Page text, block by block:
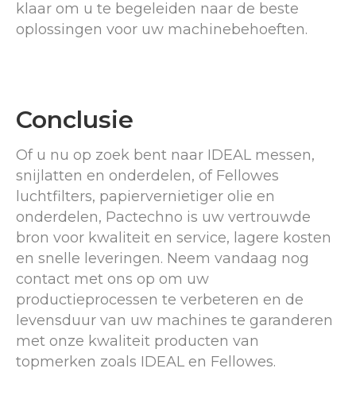
klaar om u te begeleiden naar de beste
oplossingen voor uw machinebehoeften.
Conclusie
Of u nu op zoek bent naar IDEAL messen,
snijlatten en onderdelen, of Fellowes
luchtfilters, papiervernietiger olie en
onderdelen, Pactechno is uw vertrouwde
bron voor kwaliteit en service, lagere kosten
en snelle leveringen. Neem vandaag nog
contact met ons op om uw
productieprocessen te verbeteren en de
levensduur van uw machines te garanderen
met onze kwaliteit producten van
topmerken zoals IDEAL en Fellowes.